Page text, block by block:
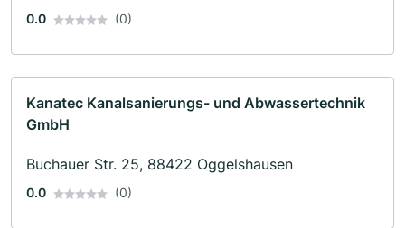
0.0 (0)
Kanatec Kanalsanierungs- und Abwassertechnik
GmbH
Buchauer Str. 25, 88422 Oggelshausen
0.0 (0)